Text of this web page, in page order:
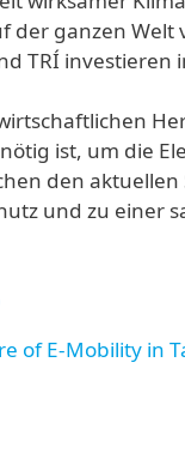
der ganzen Welt
TRÍ investieren
ist, um die
den
und zu einer
of E-Mobility in